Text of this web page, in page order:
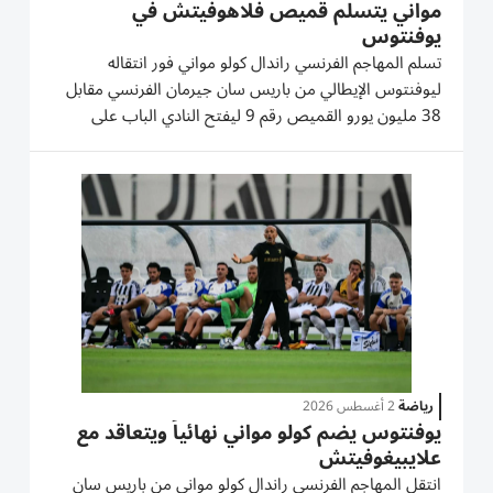
مواني يتسلم قميص فلاهوفيتش في
يوفنتوس
تسلم المهاجم الفرنسي راندال كولو مواني فور انتقاله
ليوفنتوس الإيطالي من باريس سان جيرمان الفرنسي مقابل
38 مليون يورو القميص رقم 9 ليفتح النادي الباب على
مصراعيه لرحيل نجمه الصربي دوسان فلاهوفيتش الذي
طالب بأعلى أجر من بين زملائه ورفض النادي أصلاً مواصلة
الاعتماد عليه. وسارع...
رياضة2 أغسطس 2026
يوفنتوس يضم كولو مواني نهائياً ويتعاقد مع
علايبيغوفيتش
انتقل المهاجم الفرنسي راندال كولو مواني من باريس سان